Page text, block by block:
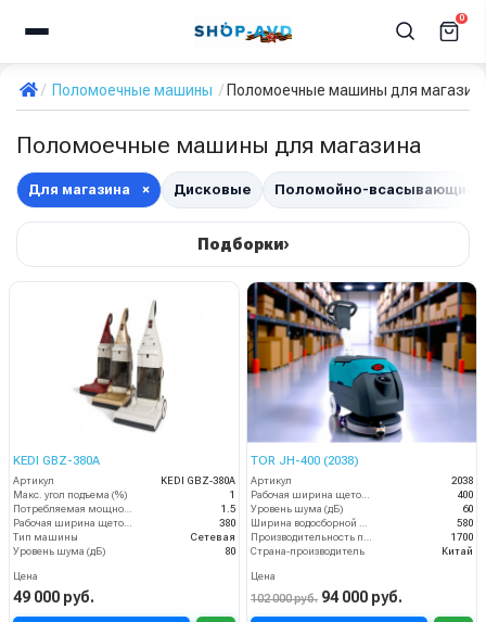
0
Поломоечные машины Поломоечные машины для
Поломоечные машины для магазина
Для магазина × Дисковые Поломойно-всасывающие
Подборки›
KEDI GBZ-380A
Артикул
KEDI GBZ-380A
Макс. угол подъема (%)
1
1.5
380
Тип машины
Сетевая
Уровень шума (дБ)
80
Цена
49 000 руб.
TOR JH-400 (2038)
Артикул
2038
400
Уровень шума (дБ)
60
580
1700
Страна-производитель
Китай
Цена
102 000 руб. 94 000 руб.